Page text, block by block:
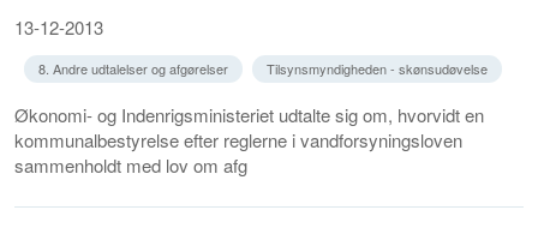
13-12-2013
8. Andre udtalelser og afgørelser Tilsynsmyndigheden - skønsudøvelse
Økonomi- og Indenrigsministeriet udtalte sig om, hvorvidt en
kommunalbestyrelse efter reglerne i vandforsyningsloven
sammenholdt med lov om afg